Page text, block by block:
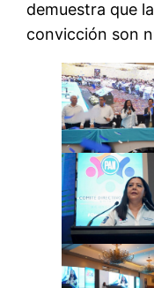
demuestra que
convicción son